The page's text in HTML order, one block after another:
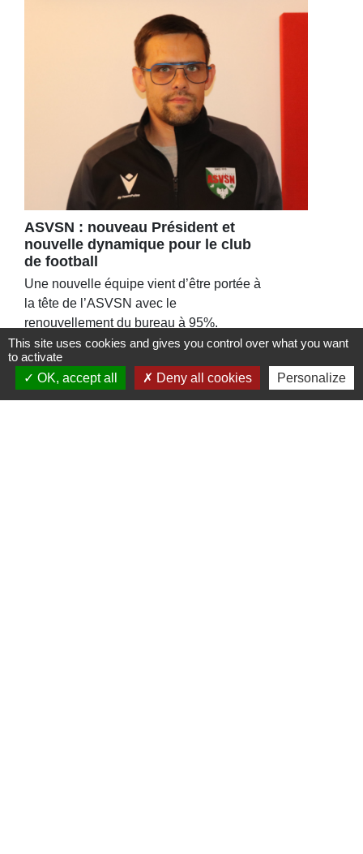
ASVSN : nouveau Président et
nouvelle dynamique pour le club
de football
Une nouvelle équipe vient d’être portée à
la tête de l’ASVSN avec le
renouvellement du bureau à 95%.
This site uses cookies and gives you control over what you want
to activate
OK, accept all
Deny all cookies Personalize